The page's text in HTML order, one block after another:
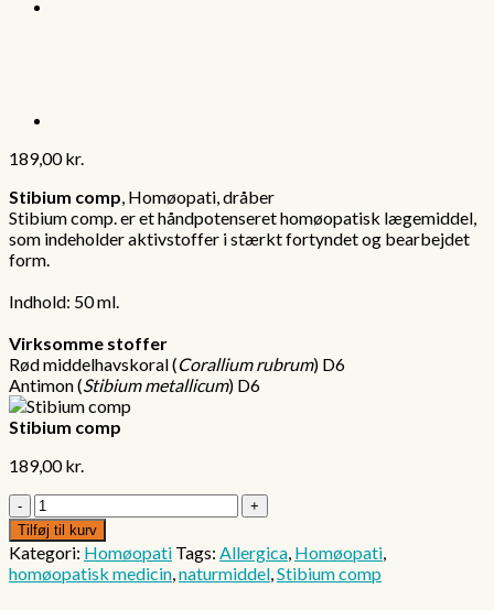
189,00kr.
Stibium comp, Homøopati, dråber
Stibium comp. er et håndpotenseret homøopatisk lægemiddel,
som indeholder aktivstoffer i stærkt fortyndet og bearbejdet
form.
Indhold: 50 ml.
Virksomme stoffer
Rød middelhavskoral (Corallium rubrum) D6
Antimon (Stibium metallicum) D6
Stibium comp
189,00kr.
Stibium
comp
antal
Tilføj til kurv
Kategori: Homøopati Tags: Allergica, Homøopati,
homøopatisk medicin,naturmiddel,Stibium comp